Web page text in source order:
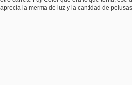
aprecía la merma de luz y la cantidad de